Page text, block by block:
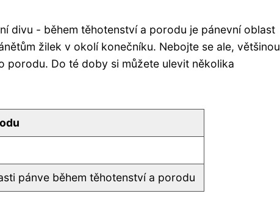
divu - během těhotenství a porodu je pánevní oblast
žilek v okolí konečníku. Nebojte se ale, většinou
porodu. Do té doby si můžete ulevit několika
pánve během těhotenství a porodu